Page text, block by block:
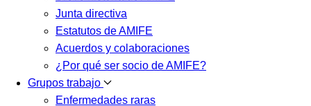
Junta directiva
Estatutos de AMIFE
Acuerdos y colaboraciones
¿Por qué ser socio de AMIFE?
Grupos trabajo
Enfermedades raras